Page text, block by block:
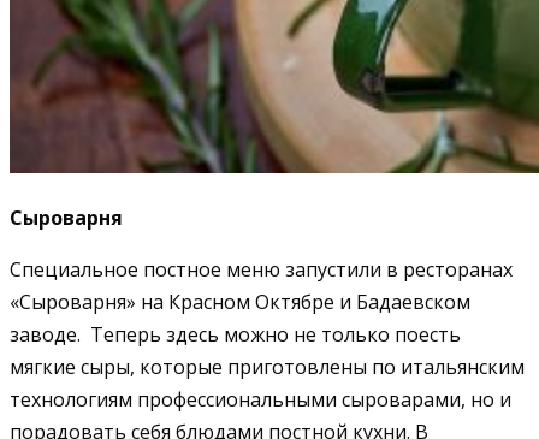
Сыроварня
Специальное постное меню запустили в ресторанах
«Сыроварня» на Красном Октябре и Бадаевском
заводе. Теперь здесь можно не только поесть
мягкие сыры, которые приготовлены по итальянским
технологиям профессиональными сыроварами, но и
порадовать себя блюдами постной кухни. В